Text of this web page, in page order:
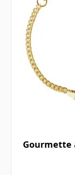
Gourmette